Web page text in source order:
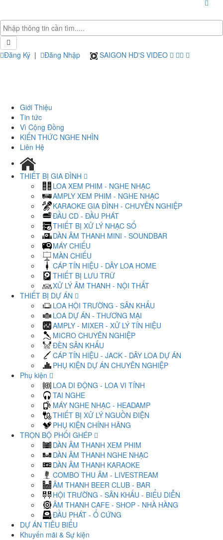
Đăng Ký | Đăng Nhập SAIGON HD'S VIDEO
Giới Thiệu
Tin tức
Vì Cộng Đồng
KIẾN THỨC NGHE NHÌN
Liên Hệ
THIẾT BỊ GIA ĐÌNH
LOA XEM PHIM - NGHE NHẠC
AMPLY XEM PHIM - NGHE NHẠC
KARAOKE GIA ĐÌNH - CHUYÊN NGHIỆP
ĐẦU CD - ĐẦU PHÁT
THIẾT BỊ XỬ LÝ NHẠC SỐ
DÀN ÂM THANH MINI - SOUNDBAR
MÁY CHIẾU
MÀN CHIẾU
CÁP TÍN HIỆU - DÂY LOA HOME
THIẾT BỊ LƯU TRỮ
XỬ LÝ ÂM THANH - NỘI THẤT
THIẾT BỊ DỰ ÁN
LOA HỘI TRƯỜNG - SÂN KHẤU
LOA DỰ ÁN - THƯƠNG MẠI
AMPLY - MIXER - XỬ LÝ TÍN HIỆU
MICRO CHUYÊN NGHIỆP
ĐÈN SÂN KHẤU
CÁP TÍN HIỆU - JACK - DÂY LOA DỰ ÁN
PHỤ KIỆN DỰ ÁN CHUYÊN NGHIỆP
Phụ kiện
LOA DI ĐỘNG - LOA VI TÍNH
TAI NGHE
MÁY NGHE NHẠC - HEADAMP
THIẾT BỊ XỬ LÝ NGUỒN ĐIỆN
PHỤ KIỆN CHÍNH HÃNG
TRỌN BỘ PHỐI GHÉP
DÀN ÂM THANH XEM PHIM
DÀN ÂM THANH NGHE NHẠC
DÀN ÂM THANH KARAOKE
COMBO THU ÂM - LIVESTREAM
ÂM THANH BEER CLUB - BAR
HỘI TRƯỜNG - SÂN KHẤU - BIỂU DIỄN
ÂM THANH CAFE - SHOP - NHÀ HÀNG
ĐẦU PHÁT - Ổ CỨNG
DỰ ÁN TIÊU BIỂU
Khuyến mãi & Sự kiện